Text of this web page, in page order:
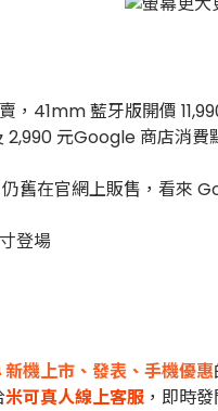
41mm 藍牙版開價
元Google 商店消費
舊在官網上販售，看來
機上市、發表、手機優惠
米可真人線上客服 ，即時